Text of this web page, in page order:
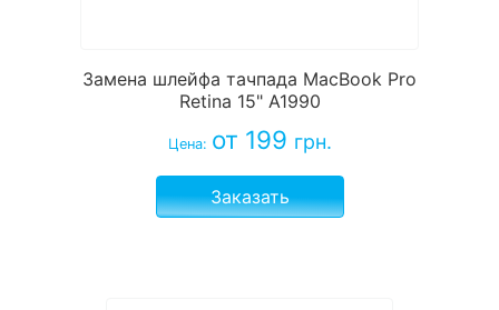
Замена шлейфа тачпада MacBook Pro
Retina 15" A1990
Цена: от 199 грн.
Заказать